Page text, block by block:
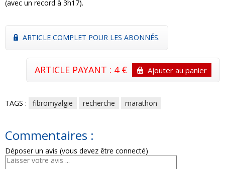
(avec un record à 3h17).
ARTICLE COMPLET POUR LES ABONNÉS.
ARTICLE PAYANT : 4 € Ajouter au panier
TAGS : fibromyalgie recherche marathon
Commentaires :
Déposer un avis (vous devez être connecté)